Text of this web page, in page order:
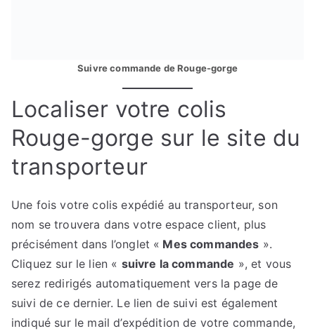
Suivre commande de Rouge-gorge
Localiser votre colis
Rouge-gorge sur le site du
transporteur
Une fois votre colis expédié au transporteur, son
nom se trouvera dans votre espace client, plus
précisément dans l’onglet « Mes commandes ».
Cliquez sur le lien « suivre la commande », et vous
serez redirigés automatiquement vers la page de
suivi de ce dernier. Le lien de suivi est également
indiqué sur le mail d’expédition de votre commande,